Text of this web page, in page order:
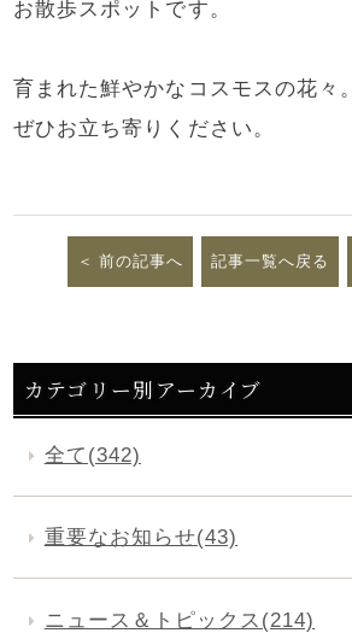
お散歩スポットです。
育まれた鮮やかなコスモスの花々。
ぜひお立ち寄りください。
前の記事へ 記事一覧へ戻る
カテゴリー別アーカイブ
全て(342)
重要なお知らせ(43)
ニュース＆トピックス(214)